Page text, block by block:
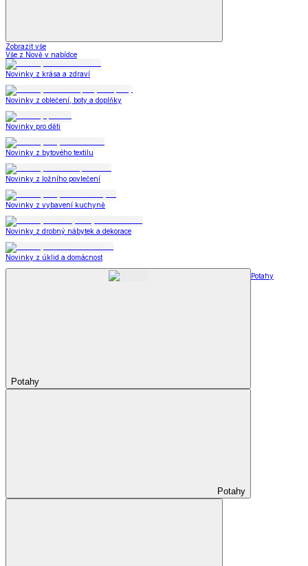
Zobrazit vše
Vše z Nově v nabídce
Novinky z krása a zdraví
Novinky z oblečení, boty a doplňky
Novinky pro děti
Novinky z bytového textilu
Novinky z ložního povlečení
Novinky z vybavení kuchyně
Novinky z drobný nábytek a dekorace
Novinky z úklid a domácnost
Potahy
Potahy
Potahy